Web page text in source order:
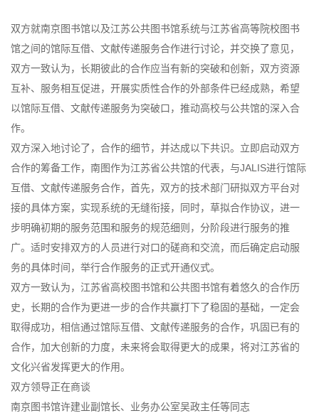
双方就南京图书馆以及江苏公共图书馆系统与江苏省高等院校图书
馆之间的馆际互借、文献传递服务合作进行讨论，并交换了意见，
双方一致认为，长期彼此的合作应当有新的突破和创新，双方资源
互补、服务相互促进，开展实质性合作的外部条件已经成熟，希望
以馆际互借、文献传递服务为突破口，推动高校与公共馆的深入合
作。
双方深入地讨论了，合作的细节，并达成以下共识。立即启动双方
合作的筹备工作，南图作为江苏省公共馆的代表，与JALIS进行馆际
互借、文献传递服务合作，首先，双方的技术部门研拟双方平台对
接的具体方案，实现系统的无缝衔接，同时，草拟合作协议，进一
步明确初期的服务范围和服务的规范细则，分阶段进行服务的推
广。适时安排双方的人员进行对口的磋商和交流，而后确定启动服
务的具体时间，举行合作服务的正式开通仪式。
双方一致认为，江苏省高校图书馆和公共图书馆有着悠久的合作历
史，长期的合作为更进一步的合作共赢打下了稳固的基础，一定会
取得成功，相信通过馆际互借、文献传递服务的合作，巩固已有的
合作，加大创新的力度，未来将会取得更大的成果，将对江苏省的
文化兴省发挥更大的作用。
双方领导正在商谈
南京图书馆许建业副馆长、业务办公室吴政主任等同志